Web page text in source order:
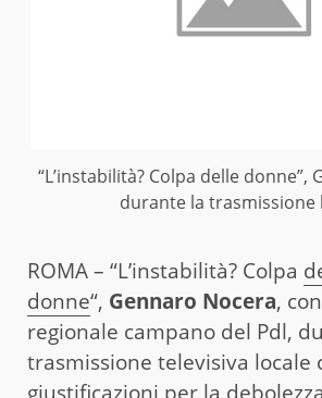
“L’instabilità? Colpa delle donne”,
durante la trasmissione
ROMA – “L’instabilità? Colpa
donne“, Gennaro Nocera,
regionale campano del Pdl,
trasmissione televisiva locale